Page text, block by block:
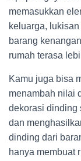
memasukkan
keluarga,
barang
rumah terasa
Kamu juga bisa
menambah nilai
dekorasi dinding
dan
dinding dari
hanya membuat